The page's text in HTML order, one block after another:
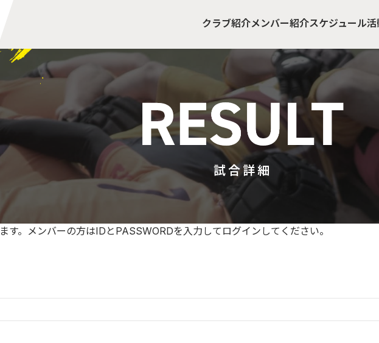
クラブ紹介メンバー紹介スケジュール活
試合詳細
す。メンバーの方はIDとPASSWORDを入力してログインしてください。